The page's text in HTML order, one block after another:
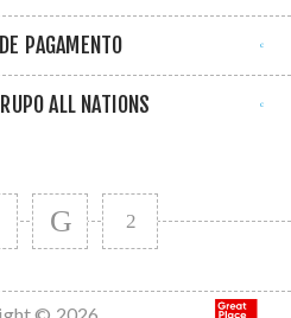
PAGAMENTO
ALL NATIONS